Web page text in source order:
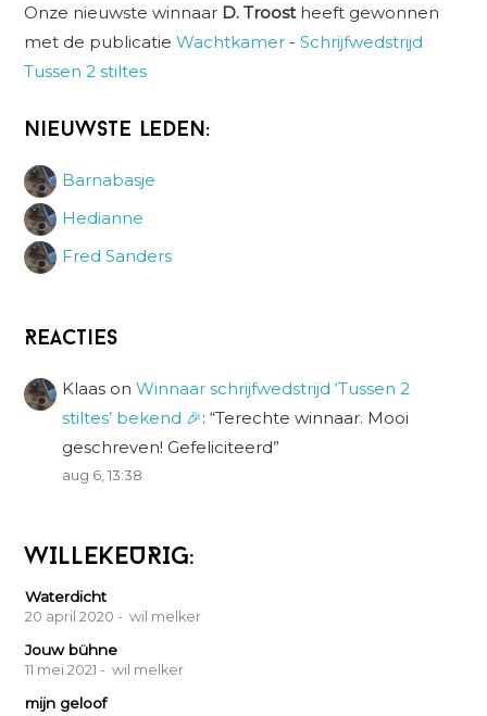
Onze nieuwste winnaar D. Troost heeft gewonnen
met de publicatieWachtkamer -Schrijfwedstrijd
Tussen 2 stiltes
Nieuwste leden:
Barnabasje
Hedianne
Fred Sanders
Reacties
Klaas onWinnaar schrijfwedstrijd ‘Tussen 2
stiltes’ bekend 🎉: “Terechte winnaar. Mooi
geschreven! Gefeliciteerd”
aug 6, 13:38
WILLEKEURIG:
Waterdicht
20 april 2020 - wil melker
Jouw bühne
11 mei 2021 - wil melker
mijn geloof